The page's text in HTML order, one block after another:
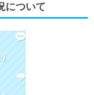
について